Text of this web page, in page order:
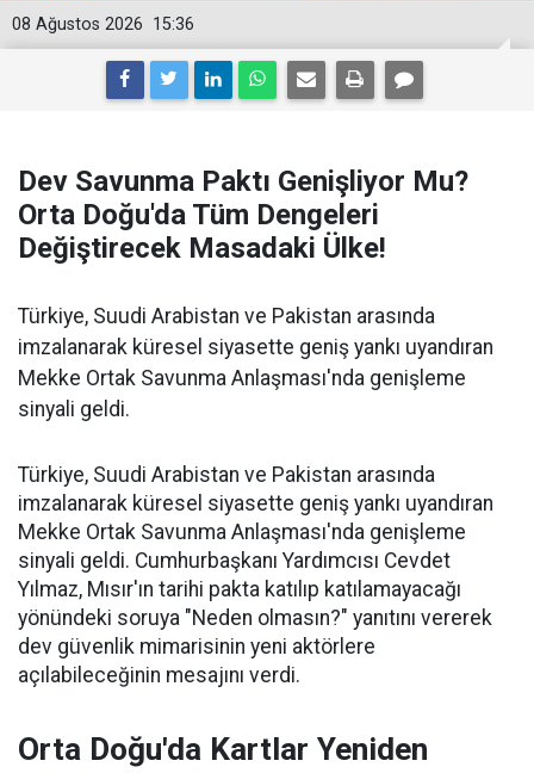
15:36
08 Ağustos 2026
Dev Savunma Paktı Genişliyor Mu?
Orta Doğu'da Tüm Dengeleri
Değiştirecek Masadaki Ülke!
Türkiye, Suudi Arabistan ve Pakistan arasında
imzalanarak küresel siyasette geniş yankı uyandıran
Mekke Ortak Savunma Anlaşması'nda genişleme
sinyali geldi.
Türkiye, Suudi Arabistan ve Pakistan arasında
imzalanarak küresel siyasette geniş yankı uyandıran
Mekke Ortak Savunma Anlaşması'nda genişleme
sinyali geldi. Cumhurbaşkanı Yardımcısı Cevdet
Yılmaz, Mısır'ın tarihi pakta katılıp katılamayacağı
yönündeki soruya "Neden olmasın?" yanıtını vererek
dev güvenlik mimarisinin yeni aktörlere
açılabileceğinin mesajını verdi.
Orta Doğu'da Kartlar Yeniden